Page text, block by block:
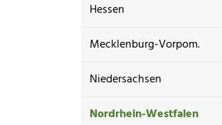
Hessen
Mecklenburg-Vorpom.
Niedersachsen
Nordrhein-Westfalen